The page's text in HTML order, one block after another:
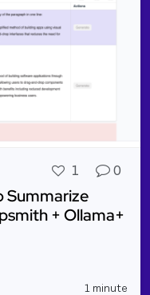
1 0
Summarize
+ Ollama+
1 minute